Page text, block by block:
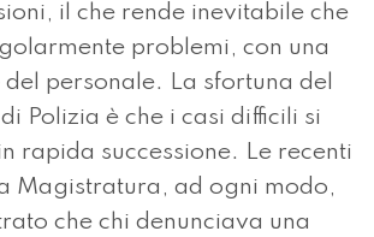
il che rende inevitabile che
problemi, con una
personale. La sfortuna del
Polizia è che i casi difficili si
rapida successione. Le recenti
Magistratura, ad ogni modo,
che chi denunciava una